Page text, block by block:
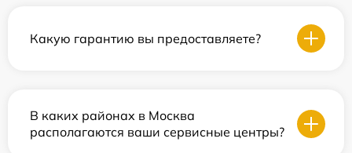
Какую гарантию вы предоставляете?
В каких районах в Москва
располагаются ваши сервисные центры?